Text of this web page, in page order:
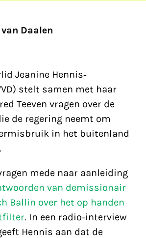
van Daalen
Jeanine Hennis-
stelt samen met haar
Teeven vragen over de
de regering neemt om
in het buitenland
mede naar aanleiding
van demissionair
Ballin over het op handen
. In een radio-interview
Hennis aan dat de